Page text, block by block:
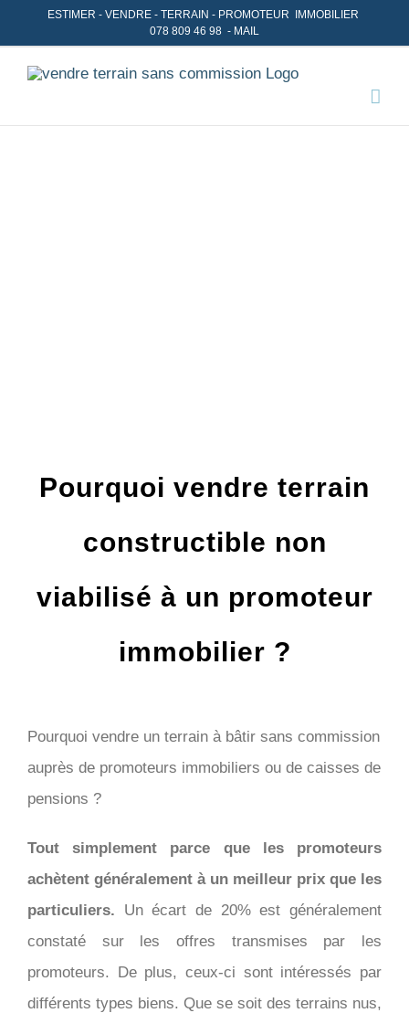
to
content
ESTIMER - VENDRE - TERRAIN - PROMOTEUR IMMOBILIER
078 809 46 98 - MAIL
Pourquoi vendre terrain
constructible non
viabilisé à un promoteur
immobilier ?
Pourquoi vendre un terrain à bâtir sans commission
auprès de promoteurs immobiliers ou de caisses de
pensions ?
Tout simplement parce que les promoteurs
achètent généralement à un meilleur prix que les
particuliers. Un écart de 20% est généralement
constaté sur les offres transmises par les
promoteurs. De plus, ceux-ci sont intéressés par
différents types biens. Que se soit des terrains nus,